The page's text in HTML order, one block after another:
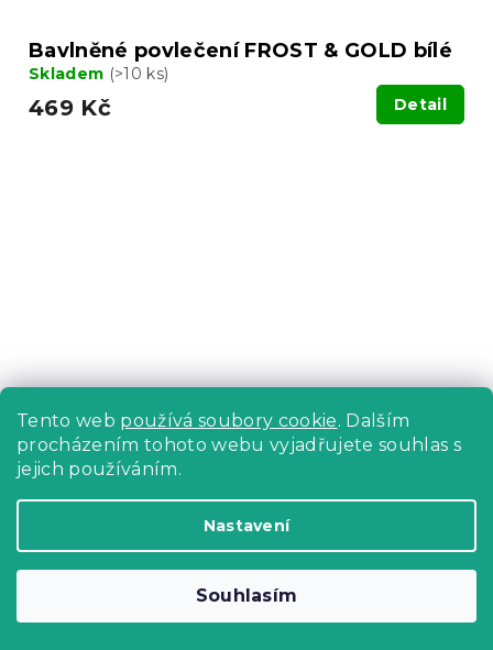
Tento web používá soubory cookie. Dalším
procházením tohoto webu vyjadřujete souhlas s
jejich používáním.
Nastavení
Souhlasím
Bavlněné povlečení FROST & GOLD bílé
Skladem (>10 ks)
469 Kč Detail
Bavlněné povlečení FROSTLINE bílé
439 Kč Detail